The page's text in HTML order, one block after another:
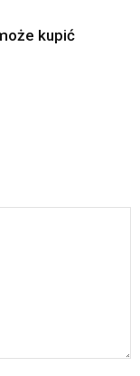
kupić